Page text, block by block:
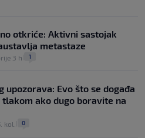
otkriće: Aktivni sastojak
metastaze
3 h 1
upozorava: Evo što se događa
ako dugo boravite na
kol. 0